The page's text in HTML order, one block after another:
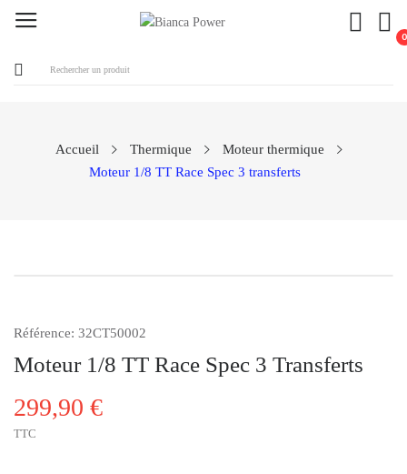
0
Accueil Thermique
Moteur thermique
Moteur 1/8 TT Race Spec 3 transferts
Référence: 32CT50002
Moteur 1/8 TT Race Spec 3 Transferts
299,90 €
TTC